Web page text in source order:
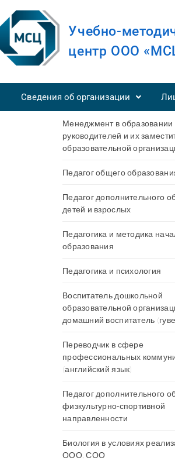
Учебно-
центр ООО
Сведения об организации
Менеджмент в образовании
руководителей и их
образовательной
Педагог общего
Педагог дополнительного
детей и взрослых
Педагогика и методика
образования
Педагогика и психология
Воспитатель дошкольной
образовательной
домашний воспитатель
Переводчик в сфере
профессиональных
(английский язык)
Педагог дополнительного
физкультурно-спортивной
направленности
Биология в условиях
ООО, СОО